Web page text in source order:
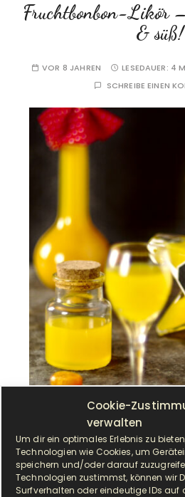
Cookie-
verwalten
Um dir ein optimales Erlebnis zu
Technologien wie Cookies, um
speichern und/oder darauf
Technologien zustimmst, können wir
Surfverhalten oder eindeutige IDs auf
Fruchtbonbon-Likör
& süß!
VOR 8 JAHREN LESEDAUER: 4
SCHREIBE EINEN
D ieser leckere Likör mit
schmeckt sehr fruchtig
obwohl kein